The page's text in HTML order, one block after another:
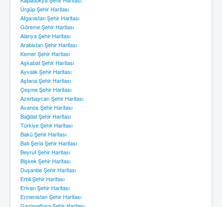
Ürgüp Şehir Haritası
Afganistan Şehir Haritası
Göreme Şehir Haritası
Alanya Şehir Haritası
Arabistan Şehir Haritası
Kemer Şehir Haritası
Aşkabat Şehir Haritası
Ayvalık Şehir Haritası
Aştana Şehir Haritası
Çeşme Şehir Haritası
Azerbaycan Şehir Haritası
Avanos Şehir Haritası
Bağdat Şehir Haritası
Türkiye Şehir Haritası
Bakü Şehir Haritası
Batı Şeria Şehir Haritası
Beyrut Şehir Haritası
Bişkek Şehir Haritası
Duşanbe Şehir Haritası
Erbil Şehir Haritası
Erivan Şehir Haritası
Ermenistan Şehir Haritası
Gazimağusa Şehir Haritası